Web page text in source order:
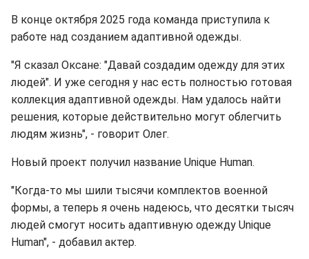
В конце октября 2025 года команда приступила к
работе над созданием адаптивной одежды.
"Я сказал Оксане: "Давай создадим одежду для этих
людей". И уже сегодня у нас есть полностью готовая
коллекция адаптивной одежды. Нам удалось найти
решения, которые действительно могут облегчить
людям жизнь", - говорит Олег.
Новый проект получил название Unique Human.
"Когда-то мы шили тысячи комплектов военной
формы, а теперь я очень надеюсь, что десятки тысяч
людей смогут носить адаптивную одежду Unique
Human", - добавил актер.